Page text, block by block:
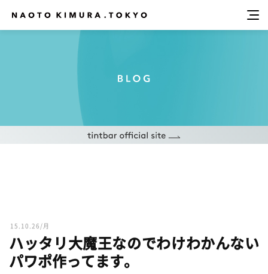
15.10.26/月
ハッタリ大魔王なのでわけわかんない
パワポ作ってます。